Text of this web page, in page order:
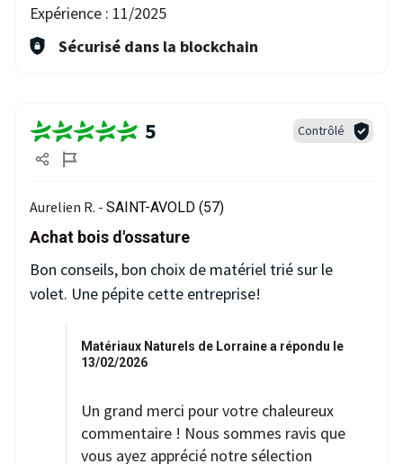
Expérience : 11/2025
Sécurisé dans la blockchain
5 Contrôlé
Aurelien R. - SAINT-AVOLD (57)
Achat bois d'ossature
Bon conseils, bon choix de matériel trié sur le
volet. Une pépite cette entreprise!
Matériaux Naturels de Lorraine a répondu le
13/02/2026
Un grand merci pour votre chaleureux
commentaire ! Nous sommes ravis que
vous ayez apprécié notre sélection